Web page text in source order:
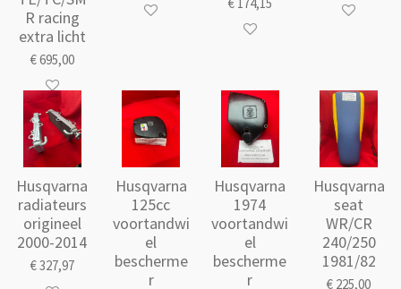
R racing
extra licht
€ 695,00
Husqvarna
radiateurs
origineel
2000-2014
€ 327,97
Husqvarna
125cc
voortandwi
el
bescherme
r
Husqvarna
1974
voortandwi
el
bescherme
r
Husqvarna
seat
WR/CR
240/250
1981/82
€ 225,00